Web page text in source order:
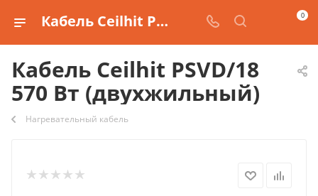
Кабель Ceilhit PSVD/18 570 Вт (двухжильный) купить 0
Кабель Ceilhit PSVD/18
570 Вт (двухжильный)
Нагревательный кабель